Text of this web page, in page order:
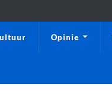
Opinie